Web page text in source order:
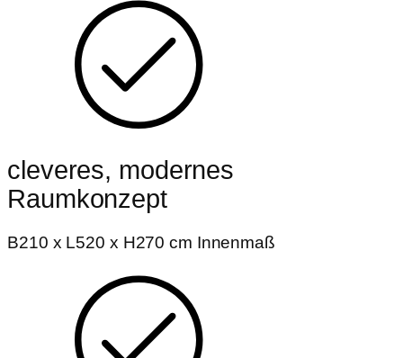
cleveres, modernes
Raumkonzept
B210 x L520 x H270 cm Innenmaß